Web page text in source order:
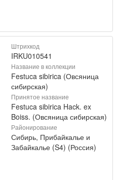
Штрихкод
IRKU010541
Название в коллекции
Festuca sibirica (Овсяница
сибирская)
Принятое название
Festuca sibirica Hack. ex
Boiss. (Овсяница сибирская)
Районирование
Сибирь, Прибайкалье и
Забайкалье (S4) (Россия)